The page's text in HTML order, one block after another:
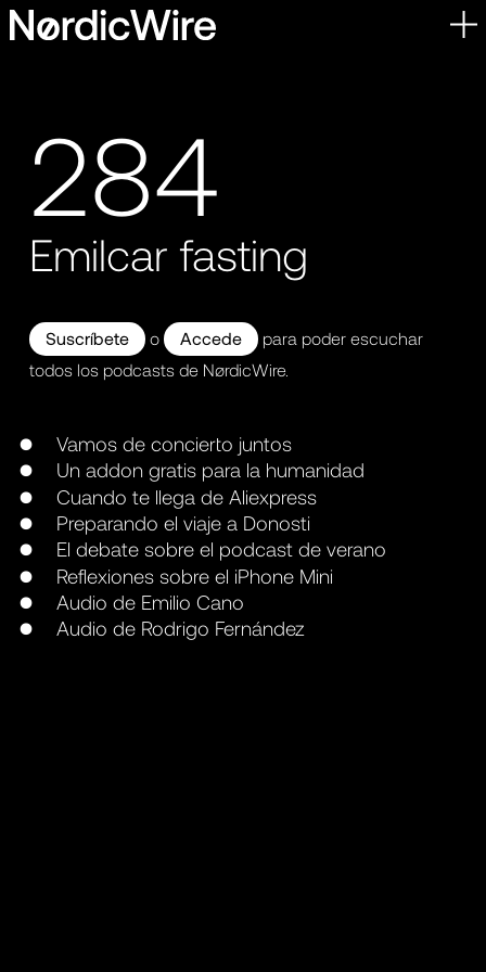
Skip
to
284
Emilcar fasting
Suscríbete o Accede
para poder escuchar
todos los podcasts de NørdicWire.
Vamos de concierto juntos
Un addon gratis para la humanidad
Cuando te llega de Aliexpress
Preparando el viaje a Donosti
El debate sobre el podcast de verano
Reflexiones sobre el iPhone Mini
Audio de Emilio Cano
Audio de Rodrigo Fernández